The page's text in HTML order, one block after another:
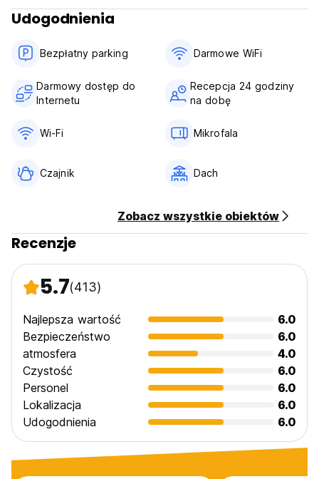
Udogodnienia
Bezpłatny parking Darmowe WiFi
Darmowy dostęp do
Internetu
Recepcja 24 godziny
na dobę
Wi-Fi Mikrofala
Czajnik Dach
Zobacz wszystkie obiektów
Recenzje
5.7(413)
Najlepsza wartość
6.0
Bezpieczeństwo
6.0
atmosfera
4.0
Czystość
6.0
Personel
6.0
Lokalizacja
6.0
Udogodnienia
6.0